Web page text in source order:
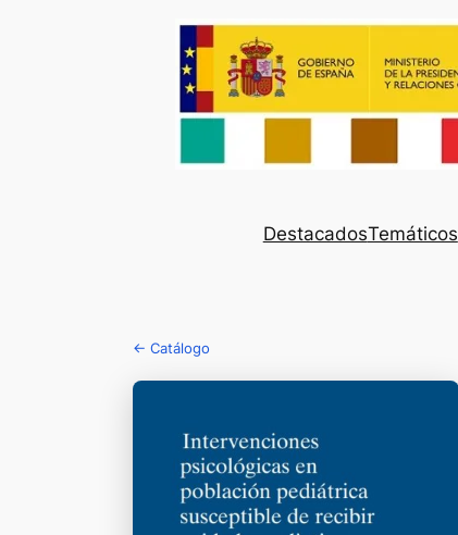
DestacadosTemáticos
← Catálogo